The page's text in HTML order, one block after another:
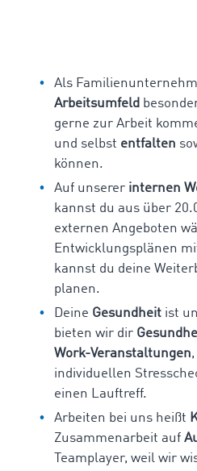
Als
Arbeitsumfeld
gerne zur Arbeit
und selbst entfalten
können.
Auf unserer internen
kannst du aus über
externen Angeboten
Entwicklungsplänen
kannst du deine
planen.
Deine Gesundheit ist
bieten wir dir
Work-Veranstaltungen
individuellen
einen Lauftreff.
Arbeiten bei uns heißt
Zusammenarbeit auf
Teamplayer, weil wir